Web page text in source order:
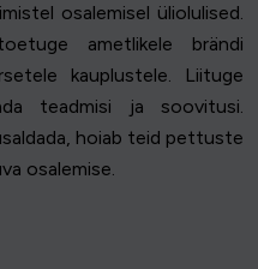
osalemisel üliolulised.
ametlikele brändi
kauplustele. Liituge
teadmisi ja soovitusi.
hoiab teid pettuste
osalemise.